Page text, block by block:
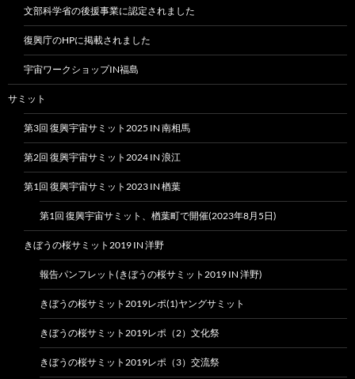
文部科学省の後援事業に認定されました
復興庁のHPに掲載されました
宇宙ワークショップIN福島
サミット
第3回 復興宇宙サミット2025 IN 南相馬
第2回 復興宇宙サミット2024 IN 浪江
第1回 復興宇宙サミット2023 IN 楢葉
第1回 復興宇宙サミット、楢葉町で開催(2023年8月5日)
きぼうの桜サミット2019 IN 洋野
報告パンフレット(きぼうの桜サミット2019 IN 洋野)
きぼうの桜サミット2019レポ(1)ヤングサミット
きぼうの桜サミット2019レポ（2）文化祭
きぼうの桜サミット2019レポ（3）交流祭